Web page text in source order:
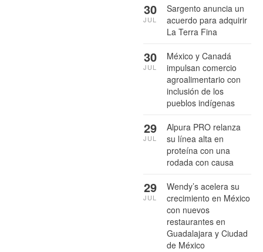
Sargento anuncia un
acuerdo para adquirir
La Terra Fina
30
JUL
México y Canadá
impulsan comercio
agroalimentario con
inclusión de los
pueblos indígenas
30
JUL
Alpura PRO relanza
su línea alta en
proteína con una
rodada con causa
29
JUL
Wendy’s acelera su
crecimiento en México
con nuevos
restaurantes en
Guadalajara y Ciudad
de México
29
JUL